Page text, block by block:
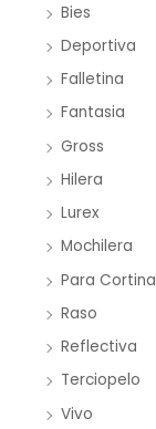
Bies
Deportiva
Falletina
Fantasia
Gross
Hilera
Lurex
Mochilera
Para Cortina
Raso
Reflectiva
Terciopelo
Vivo